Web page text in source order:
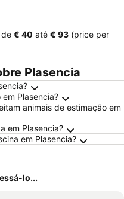
de ‎€ 40 até ‎€ 93 (price per
Plasencia
Plasencia?
animais de estimação em
em Plasencia?
em Plasencia?
lo...